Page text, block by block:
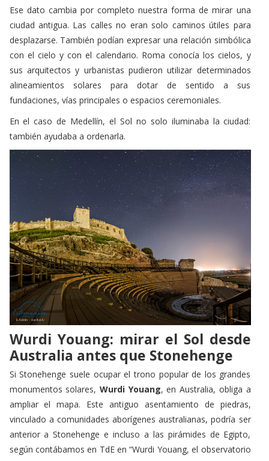
desplazarse. También podían expresar una relación simbólica
con el cielo y con el calendario. Roma conocía los cielos, y
sus arquitectos y urbanistas pudieron utilizar determinados
alineamientos solares para dotar de sentido a sus
fundaciones, vías principales o espacios ceremoniales.
En el caso de Medellín, el Sol no solo iluminaba la ciudad:
Wurdi Youang: mirar el Sol desde
Australia antes que Stonehenge
Si Stonehenge suele ocupar el trono popular de los grandes
Wurdi Youang
, en Australia, obliga a
ampliar el mapa. Este antiguo asentamiento de piedras,
vinculado a comunidades aborígenes australianas, podría ser
anterior a Stonehenge e incluso a las pirámides de Egipto,
“Wurdi Youang, el observatorio
astronómico más antiguo del mundo”